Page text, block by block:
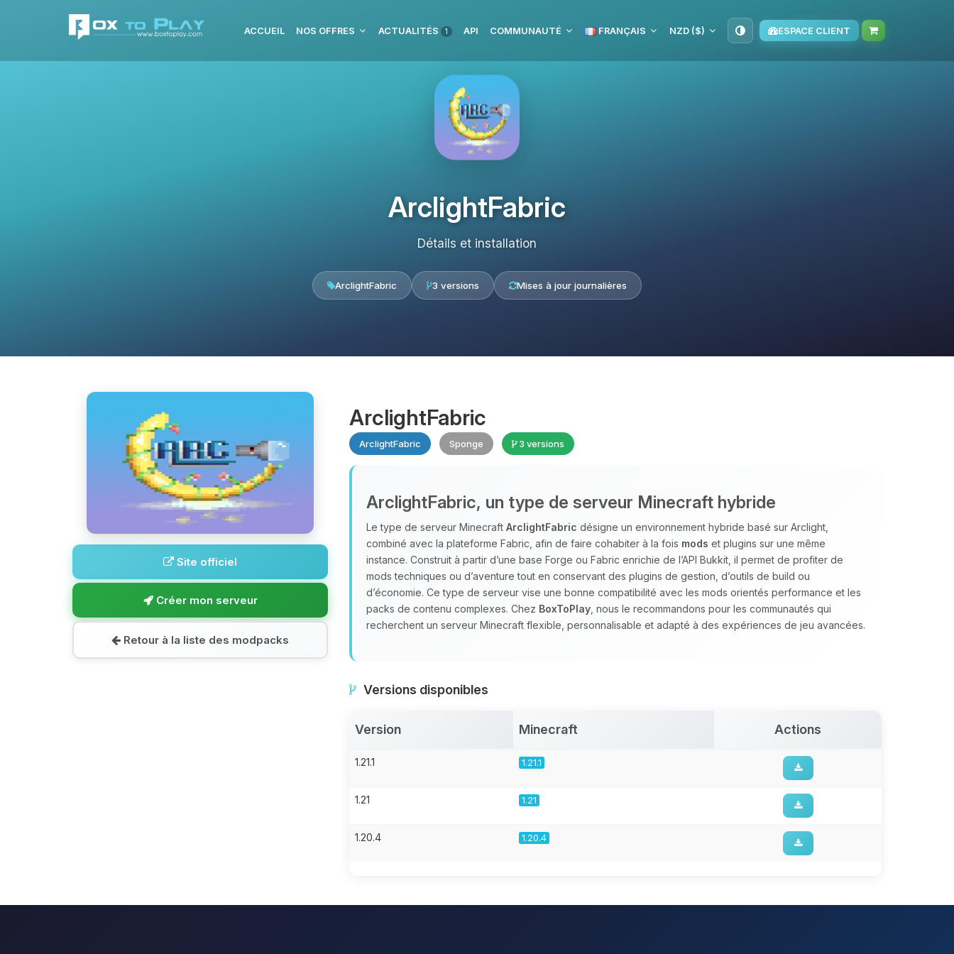
ACCUEIL NOS OFFRES ACTUALITÉS 1 API COMMUNAUTÉ FRANÇAIS NZD ($) ESPACE CLIENT
ArclightFabric
Détails et installation
ArclightFabric 3 versions Mises à jour journalières
Site officiel
Créer mon serveur
Retour à la liste des modpacks
ArclightFabric
ArclightFabric Sponge 3 versions
ArclightFabric, un type de serveur Minecraft hybride
Le type de serveur Minecraft ArclightFabric désigne un environnement hybride basé sur Arclight,
combiné avec la plateforme Fabric, afin de faire cohabiter à la fois mods et plugins sur une même
instance. Construit à partir d’une base Forge ou Fabric enrichie de l’API Bukkit, il permet de profiter de
mods techniques ou d’aventure tout en conservant des plugins de gestion, d’outils de build ou
d’économie. Ce type de serveur vise une bonne compatibilité avec les mods orientés performance et les
packs de contenu complexes. Chez BoxToPlay , nous le recommandons pour les communautés qui
recherchent un serveur Minecraft flexible, personnalisable et adapté à des expériences de jeu avancées.
Versions disponibles
Version Minecraft Actions
1.21.1 1.21.1
1.21 1.21
1.20.4 1.20.4